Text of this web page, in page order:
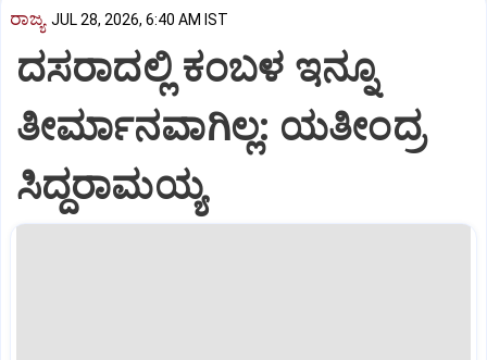
ರಾಜ್ಯ JUL 28, 2026, 6:40 AM IST
ದಸರಾದಲ್ಲಿ ಕಂಬಳ ಇನ್ನೂ
ತೀರ್ಮಾನವಾಗಿಲ್ಲ: ಯತೀಂದ್ರ
ಸಿದ್ದರಾಮಯ್ಯ